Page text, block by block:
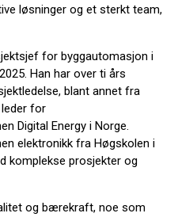
løsninger og et sterkt team,
for byggautomasjon i
Han har over ti års
blant annet fra
leder for
Digital Energy i Norge.
elektronikk fra Høgskolen i
komplekse prosjekter og
og bærekraft, noe som